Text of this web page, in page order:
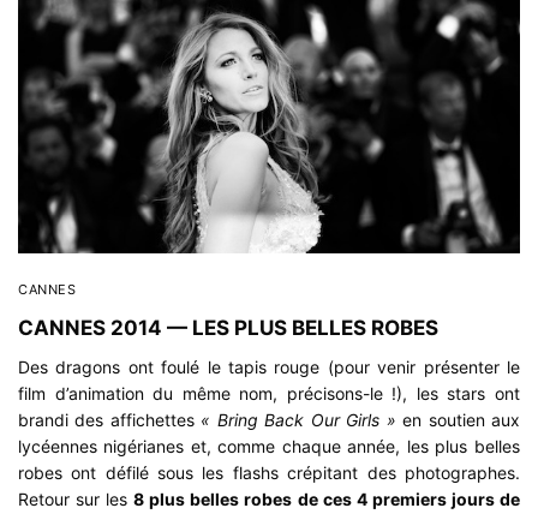
CANNES
CANNES 2014 — LES PLUS BELLES ROBES
Des dragons ont foulé le tapis rouge (pour venir présenter le
film d’animation du même nom, précisons-le !), les stars ont
brandi des affichettes« Bring Back Our Girls » en soutien aux
lycéennes nigérianes et, comme chaque année, les plus belles
robes ont défilé sous les flashs crépitant des photographes.
Retour sur les8 plus belles robes de ces 4 premiers jours de